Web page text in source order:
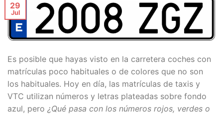
29
Jul
Es posible que hayas visto en la carretera coches con
matrículas poco habituales o de colores que no son
los habituales. Hoy en día, las matrículas de taxis y
VTC utilizan números y letras plateadas sobre fondo
azul, pero ¿Qué pasa con los números rojos, verdes o